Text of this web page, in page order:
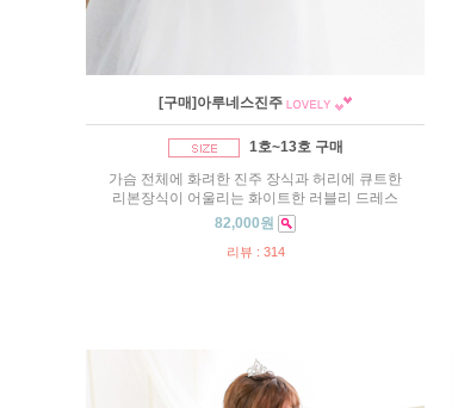
[구매]아루네스진주
1호~13호 구매
가슴 전체에 화려한 진주 장식과 허리에 큐트한
리본장식이 어울리는 화이트한 러블리 드레스
82,000원
리뷰 : 314